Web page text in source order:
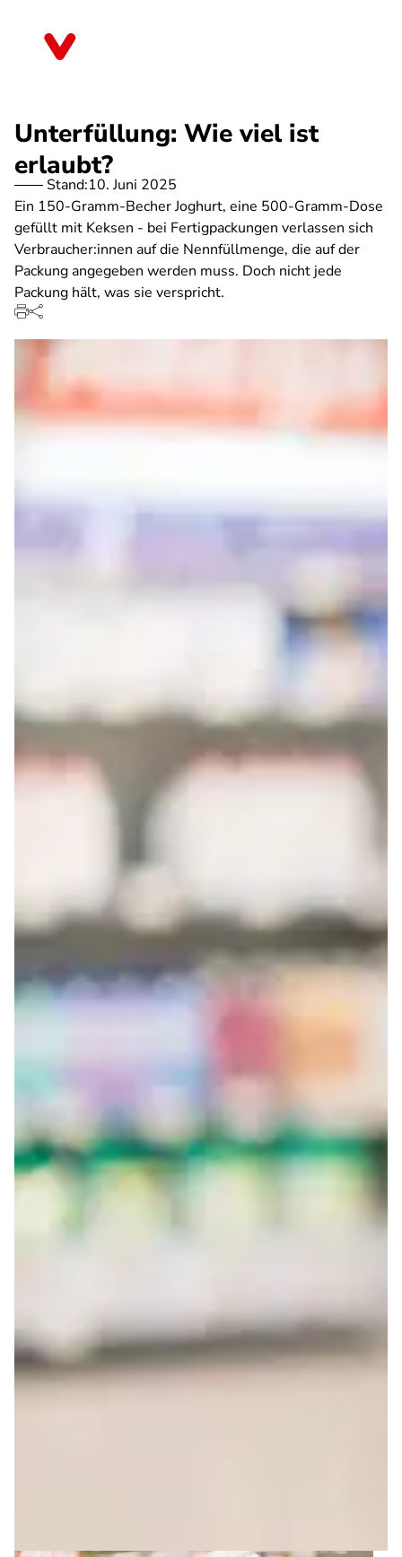
Unterfüllung: Wie viel ist
erlaubt?
Stand:10. Juni 2025
Ein 150-Gramm-Becher Joghurt, eine 500-Gramm-Dose
gefüllt mit Keksen - bei Fertigpackungen verlassen sich
Verbraucher:innen auf die Nennfüllmenge, die auf der
Packung angegeben werden muss. Doch nicht jede
Packung hält, was sie verspricht.